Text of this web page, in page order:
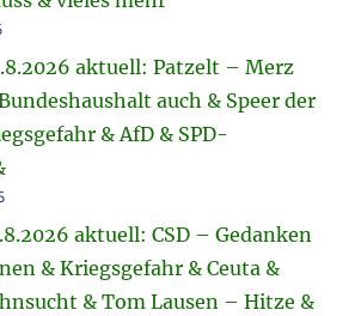
aktuell: Patzelt – Merz
auch & Speer der
& AfD & SPD-
aktuell: CSD – Gedanken
& Kriegsgefahr & Ceuta &
& Tom Lausen – Hitze &